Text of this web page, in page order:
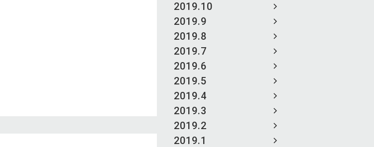
2019.10
2019.9
2019.8
2019.7
2019.6
2019.5
2019.4
2019.3
2019.2
2019.1